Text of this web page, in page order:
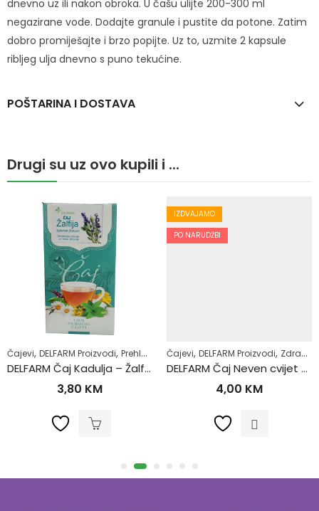
dnevno uz ili nakon obroka. U čašu ulijte 200-300 ml
negazirane vode. Dodajte granule i pustite da potone. Zatim
dobro promiješajte i brzo popijte. Uz to, uzmite 2 kapsule
ribljeg ulja dnevno s puno tekućine.
POŠTARINA I DOSTAVA
Drugi su uz ovo kupili i ...
,Prehlada i gripa ,Zdrav život ,Zdravlje usne šupljine,Zubobolja
DELFARM Čaj Kadulja – Žalfija 50g
IZDVAJAMO
PO NARUDŽBI
Čajevi, DELFARM Proizvodi ,Zdrav život
DELFARM Čaj Neven cvijet 50g
Imunitet,